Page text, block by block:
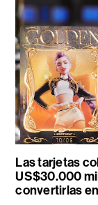
Las tarjetas
US$30.000
convertirlas